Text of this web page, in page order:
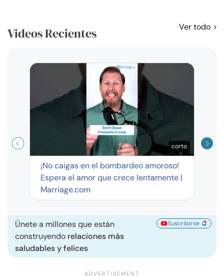
Videos Recientes Ver todo
corto
¡No caigas en el bombardeo amoroso!
Espera el amor que crece lentamente |
Marriage.com
Únete a millones que están
construyendo relaciones más
saludables y felices
Suscribirse